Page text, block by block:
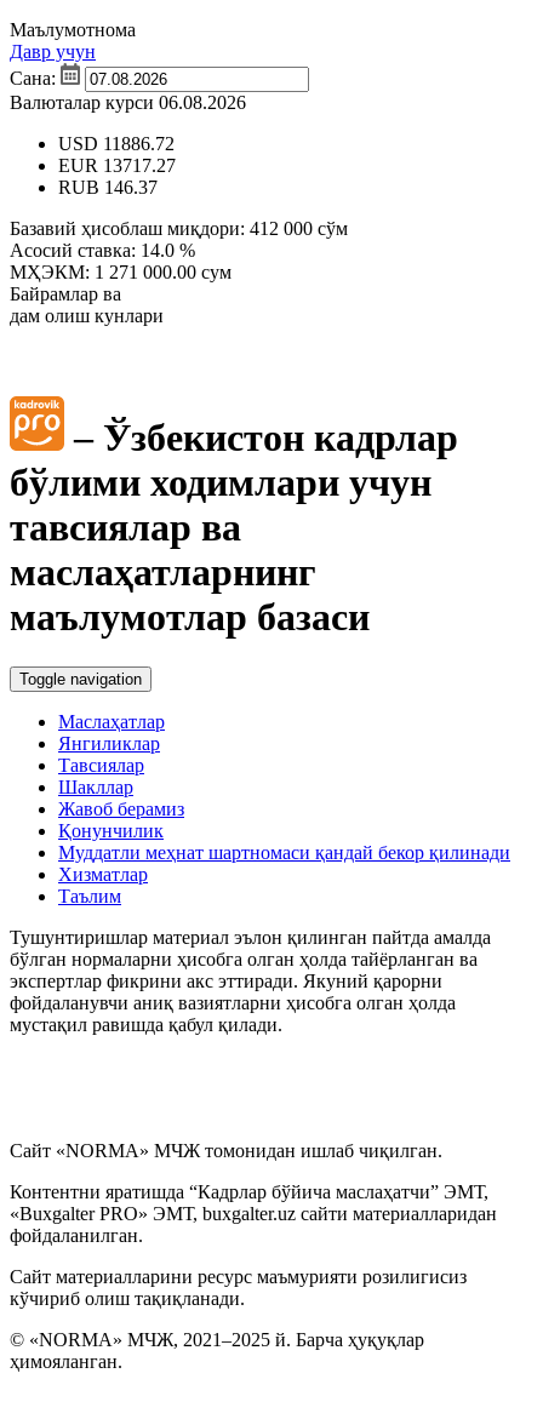
Маълумотнома
Давр учун
Сана:
Валюталар курси 06.08.2026
USD 11886.72
EUR 13717.27
RUB 146.37
Базавий ҳисоблаш миқдори: 412 000 сўм
Асосий ставка: 14.0 %
МҲЭКМ: 1 271 000.00 сум
Байрамлар ва
дам олиш кунлари
– Ўзбекистон кадрлар
бўлими ходимлари учун
тавсиялар ва
маслаҳатларнинг
маълумотлар базаси
Toggle navigation
Маслаҳатлар
Янгиликлар
Тавсиялар
Шакллар
Жавоб берамиз
Қонунчилик
Муддатли меҳнат шартномаси қандай бекор қилинади
Хизматлар
Таълим
Тушунтиришлар материал эълон қилинган пайтда амалда
бўлган нормаларни ҳисобга олган ҳолда тайёрланган ва
экспертлар фикрини акс эттиради. Якуний қарорни
фойдаланувчи аниқ вазиятларни ҳисобга олган ҳолда
мустақил равишда қабул қилади.
Сайт «NORMA» МЧЖ томонидан ишлаб чиқилган.
Контентни яратишда “Кадрлар бўйича маслаҳатчи” ЭМТ,
«Buxgalter PRO» ЭМТ, buxgalter.uz сайти материалларидан
фойдаланилган.
Сайт материалларини ресурс маъмурияти розилигисиз
кўчириб олиш тақиқланади.
© «NORMA» МЧЖ, 2021–2025 й. Барча ҳуқуқлар
ҳимояланган.